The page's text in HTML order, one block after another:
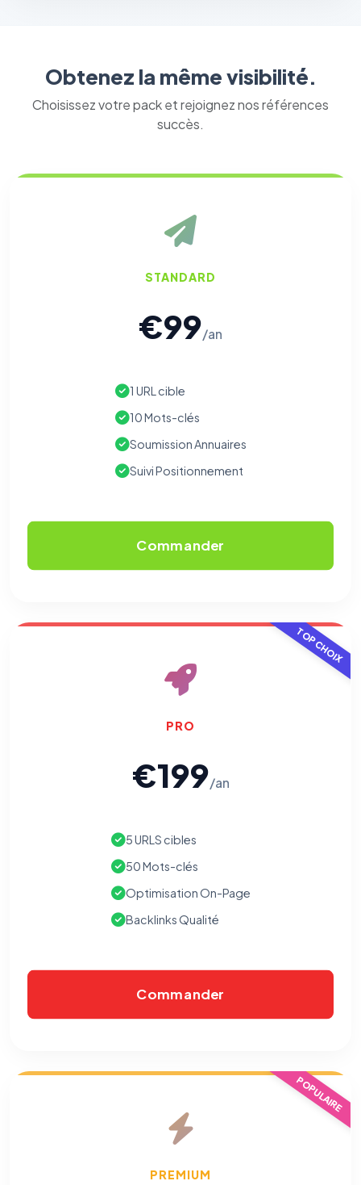
Obtenez la même visibilité.
Choisissez votre pack et rejoignez nos références
succès.
STANDARD
€99/an
1 URL cible
10 Mots-clés
Soumission Annuaires
Suivi Positionnement
Commander
TOP CHOIX
PRO
€199/an
5 URLS cibles
50 Mots-clés
Optimisation On-Page
Backlinks Qualité
Commander
POPULAIRE
PREMIUM
TOUJOURS ACTIF
Nécessaires au fonctionnement du site : session, sécurité,
mémorisation de vos choix de consentement. Ils ne